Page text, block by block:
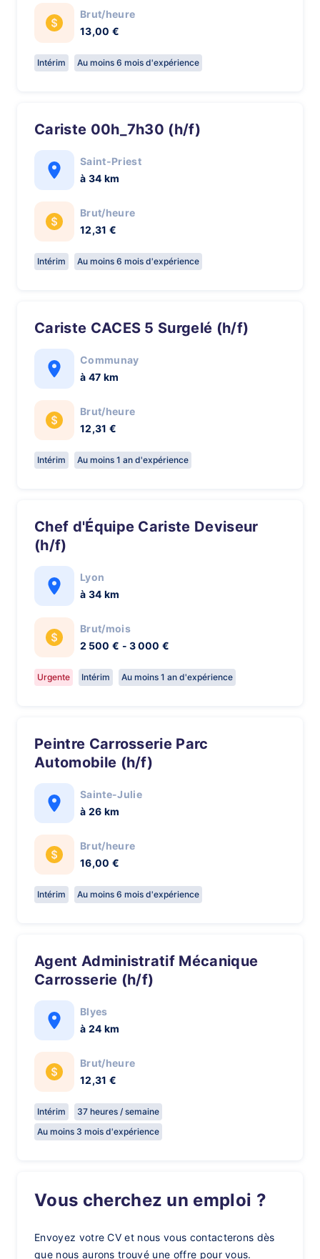
Brut/heure
13,00 €
Intérim Au moins 6 mois d'expérience
Cariste 00h_7h30 (h/f)
Saint-Priest
à 34 km
Brut/heure
12,31 €
Intérim Au moins 6 mois d'expérience
Cariste CACES 5 Surgelé (h/f)
Communay
à 47 km
Brut/heure
12,31 €
Intérim Au moins 1 an d'expérience
Chef d'Équipe Cariste Deviseur
(h/f)
Lyon
à 34 km
Brut/mois
2 500 € - 3 000 €
Urgente Intérim Au moins 1 an d'expérience
Peintre Carrosserie Parc
Automobile (h/f)
Sainte-Julie
à 26 km
Brut/heure
16,00 €
Intérim Au moins 6 mois d'expérience
Agent Administratif Mécanique
Carrosserie (h/f)
Blyes
à 24 km
Brut/heure
12,31 €
Intérim
37 heures / semaine
Au moins 3 mois d'expérience
Vous cherchez un emploi ?
Envoyez votre CV et nous vous contacterons dès
que nous aurons trouvé une offre pour vous.